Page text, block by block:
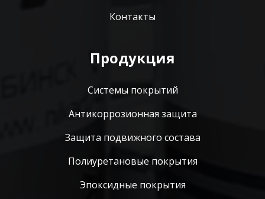
Контакты
Продукция
Системы покрытий
Антикоррозионная защита
Защита подвижного состава
Полиуретановые покрытия
Эпоксидные покрытия